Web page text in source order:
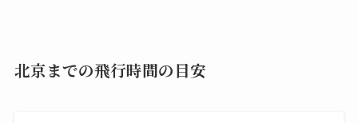
北京までの飛行時間の目安